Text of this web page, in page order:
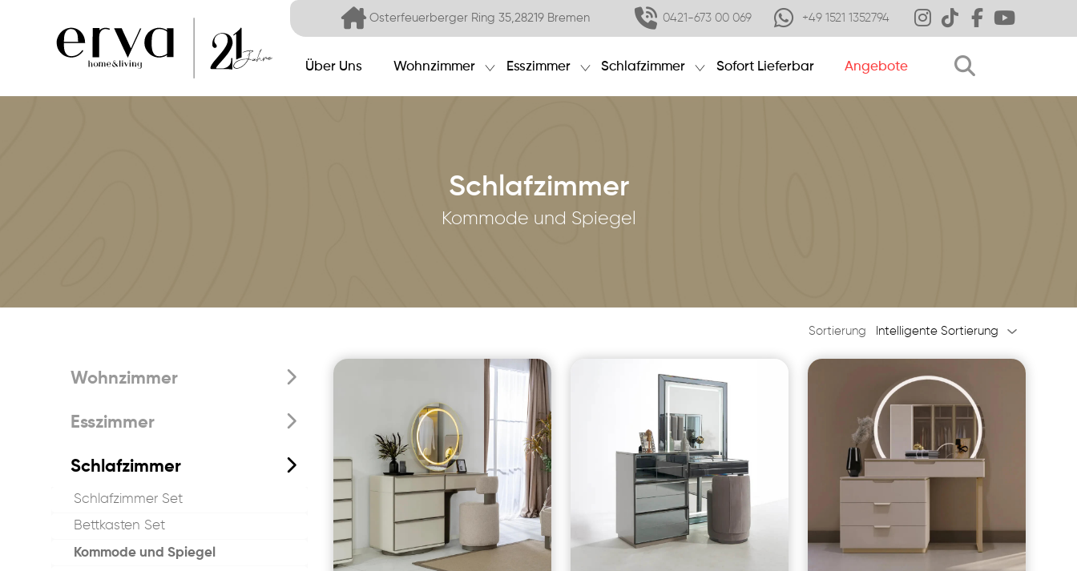
Osterfeuerberger Ring 35,28219 Bremen 0421-673 00 069 +49 1521 1352794
Über Uns Wohnzimmer Esszimmer Schlafzimmer Sofort Lieferbar Angebote
Schlafzimmer
Kommode und Spiegel
Wohnzimmer
Esszimmer
Schlafzimmer
Schlafzimmer Set
Bettkasten Set
Kommode und Spiegel
Sortierung